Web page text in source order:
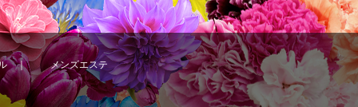
｜ メンズエステ